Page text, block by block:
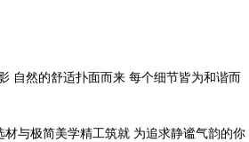
自然的舒适扑面而来 每个细节皆为和谐而
与极简美学精工筑就 为追求静谧气韵的你